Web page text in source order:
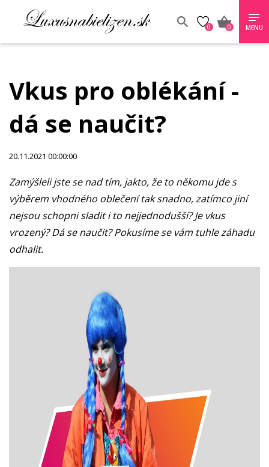
0 0 MENU
Vkus pro oblékání -
dá se naučit?
20.11.2021 00:00:00
Zamýšleli jste se nad tím, jakto, že to někomu jde s
výběrem vhodného oblečení tak snadno, zatímco jiní
nejsou schopni sladit i to nejjednodušší? Je vkus
vrozený? Dá se naučit? Pokusíme se vám tuhle záhadu
odhalit.